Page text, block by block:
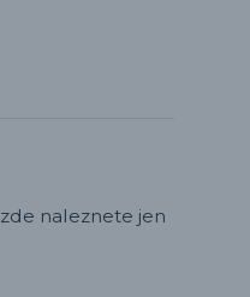
naleznete jen